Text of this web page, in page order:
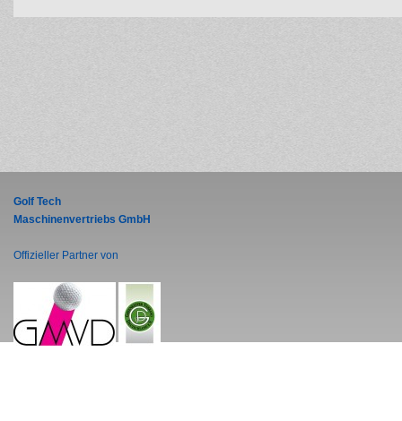
Golf Tech
Maschinenvertriebs GmbH
Offizieller Partner von